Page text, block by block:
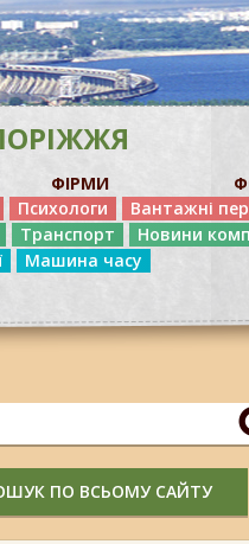
ФІРМИ
Психологи Вантажні
Транспорт Новини
Машина часу
ПО ВСЬОМУ САЙТУ